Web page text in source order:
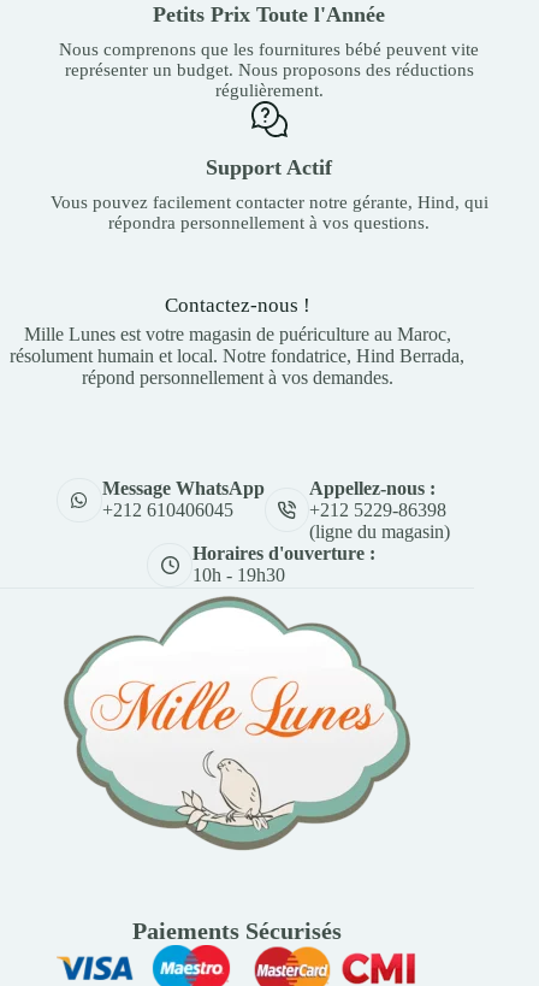
Petits Prix Toute l'Année
Nous comprenons que les fournitures bébé peuvent vite
représenter un budget. Nous proposons des réductions
régulièrement.
Support Actif
Vous pouvez facilement contacter notre gérante, Hind, qui
répondra personnellement à vos questions.
Contactez-nous !
Mille Lunes est votre magasin de puériculture au Maroc,
résolument humain et local. Notre fondatrice, Hind Berrada,
répond personnellement à vos demandes.
Message WhatsApp
+212 610406045
Appellez-nous :
+212 5229-86398
(ligne du magasin)
Horaires d'ouverture :
10h - 19h30
Paiements Sécurisés